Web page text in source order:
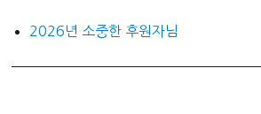
2026년 소중한 후원자님